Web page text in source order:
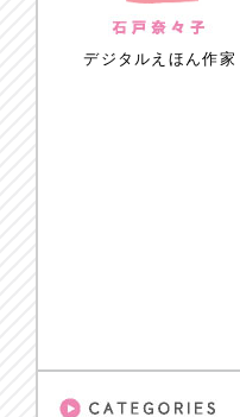
デジタルえほん作家